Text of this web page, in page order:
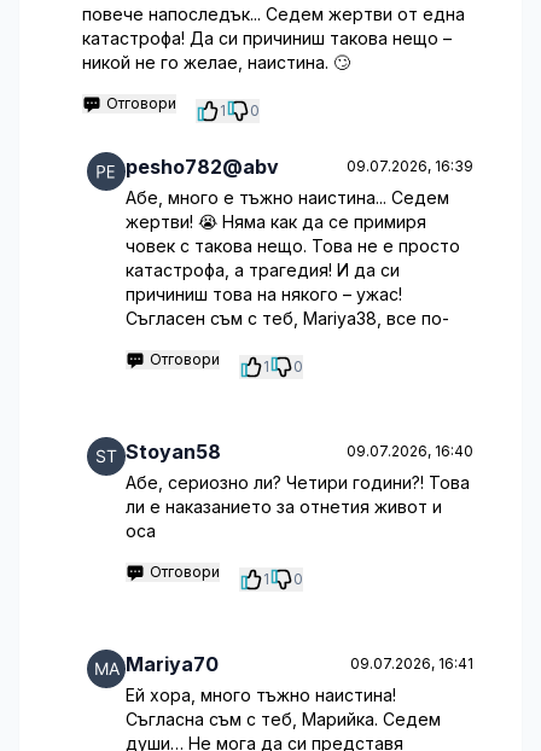
повече напоследък... Седем жертви от една
катастрофа! Да си причиниш такова нещо –
никой не го желае, наистина. 🙄
Отговори 1 0
pesho782@abv 09.07.2026, 16:39
Абе, много е тъжно наистина... Седем
жертви! 😭 Няма как да се примиря
човек с такова нещо. Това не е просто
катастрофа, а трагедия! И да си
причиниш това на някого – ужас!
Съгласен съм с теб, Mariya38, все по-
Отговори 1 0
Stoyan58 09.07.2026, 16:40
Абе, сериозно ли? Четири години?! Това
ли е наказанието за отнетия живот и
оса
Отговори 1 0
Mariya70 09.07.2026, 16:41
Ей хора, много тъжно наистина!
Съгласна съм с теб, Марийка. Седем
души… Не мога да си представя